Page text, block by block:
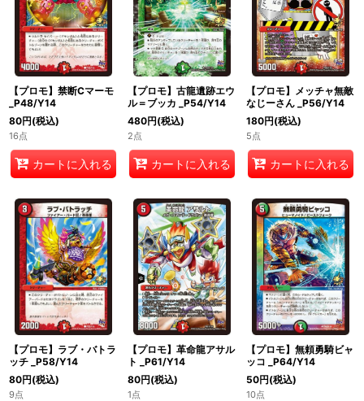
【プロモ】禁断Cマーモ
_P48/Y14
80円(税込)
16点
カートに入れる
【プロモ】古龍遺跡エウ
ル＝ブッカ _P54/Y14
480円(税込)
2点
カートに入れる
【プロモ】メッチャ無敵
なじーさん _P56/Y14
180円(税込)
5点
カートに入れる
【プロモ】ラブ・バトラ
ッチ _P58/Y14
80円(税込)
9点
【プロモ】革命龍アサル
ト _P61/Y14
80円(税込)
1点
【プロモ】無頼勇騎ビャ
ッコ _P64/Y14
50円(税込)
10点